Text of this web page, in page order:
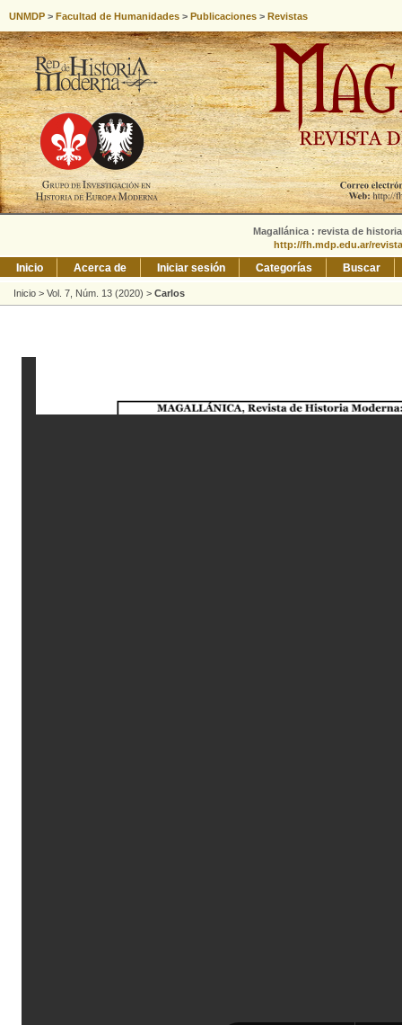
UNMDP > Facultad de Humanidades > Publicaciones > Revistas
Magallánica : revista de
http://fh.mdp.edu.ar/
Inicio Acerca de Iniciar sesión Categorías Buscar
Inicio > Vol. 7, Núm. 13 (2020) > Carlos